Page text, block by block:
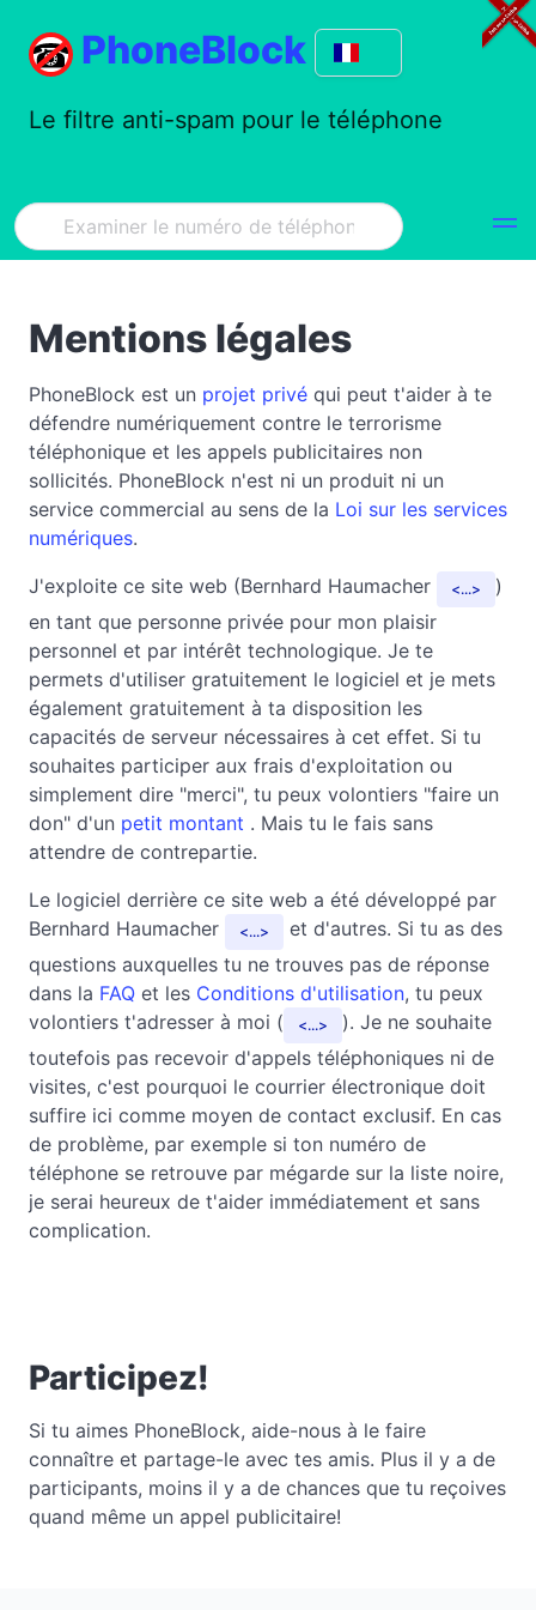
PhoneBlock
Le filtre anti-spam pour le téléphone
Mentions légales
PhoneBlock est un projet privé qui peut t'aider à te
défendre numériquement contre le terrorisme
téléphonique et les appels publicitaires non
sollicités. PhoneBlock n'est ni un produit ni un
service commercial au sens de la Loi sur les services
numériques.
J'exploite ce site web (Bernhard Haumacher
...
)
en tant que personne privée pour mon plaisir
personnel et par intérêt technologique. Je te
permets d'utiliser gratuitement le logiciel et je mets
également gratuitement à ta disposition les
capacités de serveur nécessaires à cet effet. Si tu
souhaites participer aux frais d'exploitation ou
simplement dire "merci", tu peux volontiers "faire un
don" d'un petit montant . Mais tu le fais sans
attendre de contrepartie.
Le logiciel derrière ce site web a été développé par
Bernhard Haumacher
...
et d'autres. Si tu as des
questions auxquelles tu ne trouves pas de réponse
dans la FAQ et les Conditions d'utilisation, tu peux
volontiers t'adresser à moi (
...
). Je ne souhaite
toutefois pas recevoir d'appels téléphoniques ni de
visites, c'est pourquoi le courrier électronique doit
suffire ici comme moyen de contact exclusif. En cas
de problème, par exemple si ton numéro de
téléphone se retrouve par mégarde sur la liste noire,
je serai heureux de t'aider immédiatement et sans
complication.
Participez!
Si tu aimes PhoneBlock, aide-nous à le faire
connaître et partage-le avec tes amis. Plus il y a de
participants, moins il y a de chances que tu reçoives
quand même un appel publicitaire!